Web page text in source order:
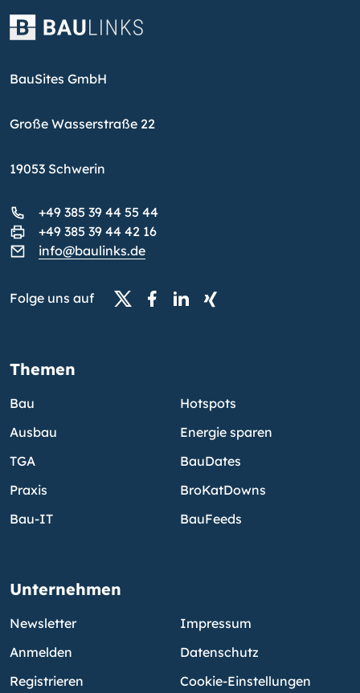
BauSites GmbH
Große Wasserstraße 22
19053 Schwerin
+49 385 39 44 55 44
+49 385 39 44 42 16
info@baulinks.de
Folge uns auf
Themen
Bau
Ausbau
TGA
Praxis
Bau-IT
Hotspots
Energie sparen
BauDates
BroKatDowns
BauFeeds
Unternehmen
Newsletter
Anmelden
Registrieren
Impressum
Datenschutz
Cookie-Einstellungen